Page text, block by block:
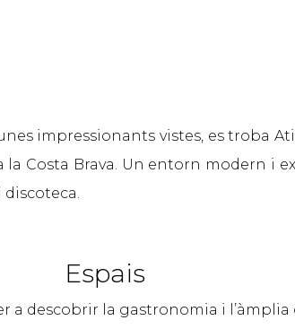
impressionants vistes, es troba
la Costa Brava. Un entorn modern i
Espais
a descobrir la gastronomia i l’àmplia